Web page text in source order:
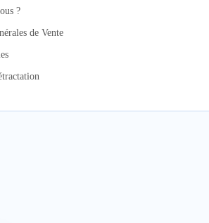
?
de Vente